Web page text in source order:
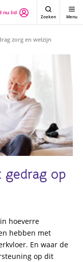
nu lid
Zoeken Menu
zorg en welzijn
gedrag op
hoeverre
hebben met
En waar de
op dit